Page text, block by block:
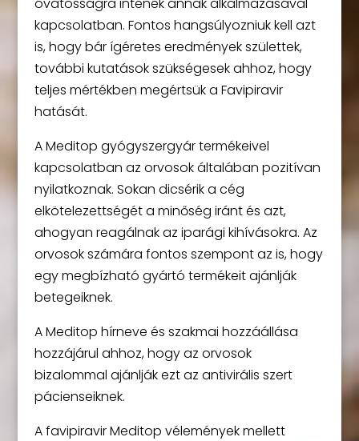
kapcsolatban. Fontos hangsúlyozniuk kell azt
is, hogy bár ígéretes eredmények születtek,
további kutatások szükségesek ahhoz, hogy
teljes mértékben megértsük a Favipiravir
hatását.
A Meditop gyógyszergyár termékeivel
kapcsolatban az orvosok általában pozitívan
nyilatkoznak. Sokan dicsérik a cég
elkötelezettségét a minőség iránt és azt,
ahogyan reagálnak az iparági kihívásokra. Az
orvosok számára fontos szempont az is, hogy
egy megbízható gyártó termékeit ajánlják
betegeiknek.
A Meditop hírneve és szakmai hozzáállása
hozzájárul ahhoz, hogy az orvosok
bizalommal ajánlják ezt az antivirális szert
pácienseiknek.
A favipiravir Meditop vélemények mellett